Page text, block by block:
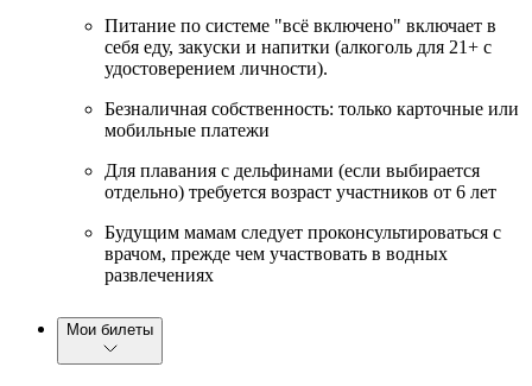
Питание по системе "всё включено" включает в
себя еду, закуски и напитки (алкоголь для 21+ с
удостоверением личности).
Безналичная собственность: только карточные или
мобильные платежи
Для плавания с дельфинами (если выбирается
отдельно) требуется возраст участников от 6 лет
Будущим мамам следует проконсультироваться с
врачом, прежде чем участвовать в водных
развлечениях
Мои билеты